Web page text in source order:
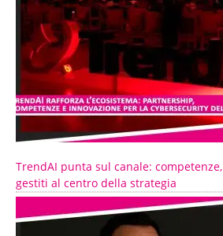
TrendAI punta sul canale:
gestiti al centro della strategia